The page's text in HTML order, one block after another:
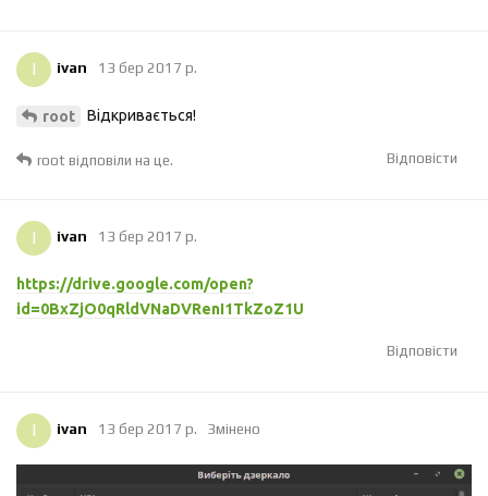
I ivan 13 бер 2017 р.
root Відкривається!
Відповісти
root відповіли на це.
I ivan 13 бер 2017 р.
https://drive.google.com/open?
id=0BxZjO0qRldVNaDVRenI1TkZoZ1U
Відповісти
I ivan 13 бер 2017 р. Змінено